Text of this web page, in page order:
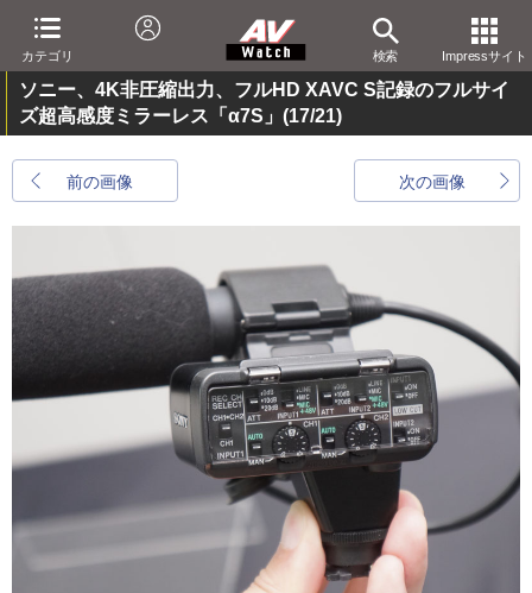
カテゴリ 検索 Impressサイト
ソニー、4K非圧縮出力、フルHD XAVC S記録のフルサイ
ズ超高感度ミラーレス「α7S」 (17/21)
前の画像 次の画像